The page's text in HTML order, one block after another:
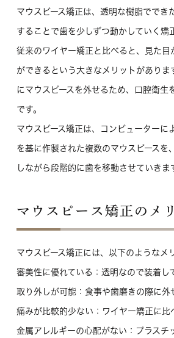
マウスピース矯正は、透明な樹脂ででき
することで歯を少しずつ動かしていく矯
従来のワイヤー矯正と比べると、見た目
ができるという大きなメリットがありま
にマウスピースを外せるため、口腔衛生
です。
マウスピース矯正は、コンピューターに
を基に作製された複数のマウスピースを
しながら段階的に歯を移動させていきま
マウスピース矯正のメ
マウスピース矯正には、以下のようなメ
審美性に優れている ：透明なので装着し
取り外しが可能：食事や歯磨きの際に外
痛みが比較的少ない ：ワイヤー矯正に
金属アレルギーの心配がない ：プラスチ